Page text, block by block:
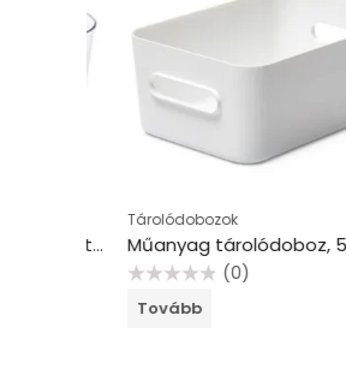
Tárolódobozok
(0)
Tovább